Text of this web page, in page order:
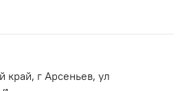
край, г Арсеньев, ул